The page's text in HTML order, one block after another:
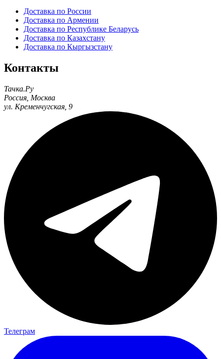
Доставка по России
Доставка по Армении
Доставка по Республике Беларусь
Доставка по Казахстану
Доставка по Кыргызстану
Контакты
Тачка.Ру
Россия Москва
ул. Кременчугская, 9
Телеграм